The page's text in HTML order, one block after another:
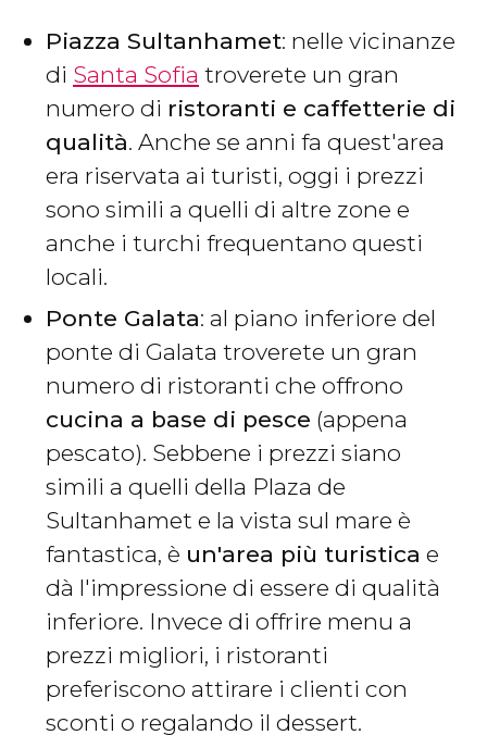
Piazza Sultanhamet: nelle vicinanze
di Santa Sofia troverete un gran
numero di ristoranti e caffetterie di
qualità. Anche se anni fa quest'area
era riservata ai turisti, oggi i prezzi
sono simili a quelli di altre zone e
anche i turchi frequentano questi
locali.
Ponte Galata: al piano inferiore del
ponte di Galata troverete un gran
numero di ristoranti che offrono
cucina a base di pesce (appena
pescato). Sebbene i prezzi siano
simili a quelli della Plaza de
Sultanhamet e la vista sul mare è
fantastica, è un'area più turistica e
dà l'impressione di essere di qualità
inferiore. Invece di offrire menu a
prezzi migliori, i ristoranti
preferiscono attirare i clienti con
sconti o regalando il dessert.